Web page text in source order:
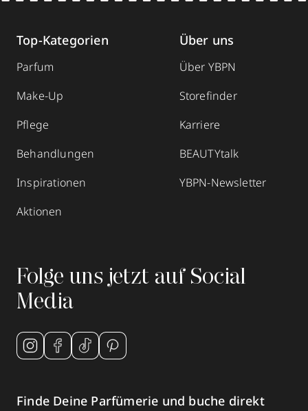
Top-Kategorien
Parfum
Make-Up
Pflege
Behandlungen
Inspirationen
Aktionen
Über uns
Über YBPN
Storefinder
Karriere
BEAUTYtalk
YBPN-Newsletter
Folge uns jetzt auf Social
Media
Finde Deine Parfümerie und buche direkt